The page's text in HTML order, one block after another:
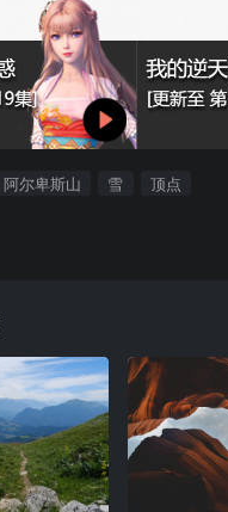
阿尔卑斯山 雪 顶点